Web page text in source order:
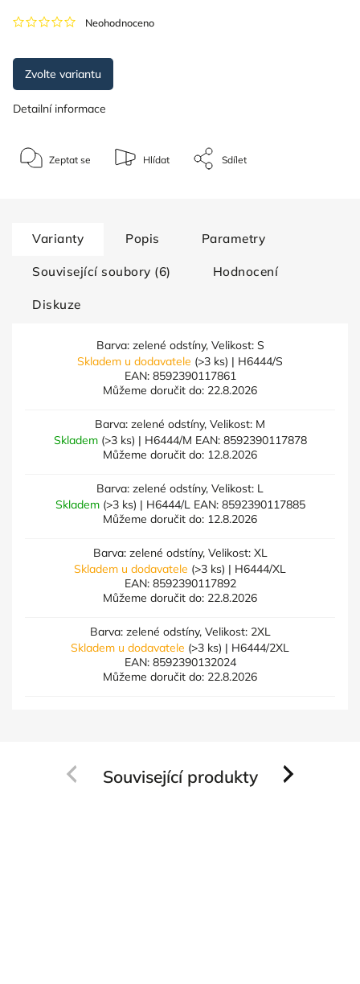
Neohodnoceno
Zvolte variantu
Detailní informace
Zeptat se Hlídat Sdílet
Varianty Popis Parametry
Související soubory (6) Hodnocení
Diskuze
Barva: zelené odstíny, Velikost: S
Skladem u dodavatele (>3 ks) | H6444/S
EAN: 8592390117861
Můžeme doručit do: 22.8.2026
Barva: zelené odstíny, Velikost: M
Skladem (>3 ks) | H6444/M EAN: 8592390117878
Můžeme doručit do: 12.8.2026
Barva: zelené odstíny, Velikost: L
Skladem (>3 ks) | H6444/L EAN: 8592390117885
Můžeme doručit do: 12.8.2026
Barva: zelené odstíny, Velikost: XL
Skladem u dodavatele (>3 ks) | H6444/XL
EAN: 8592390117892
Můžeme doručit do: 22.8.2026
Barva: zelené odstíny, Velikost: 2XL
Skladem u dodavatele (>3 ks) | H6444/2XL
EAN: 8592390132024
Můžeme doručit do: 22.8.2026
Související produkty
Previous Next